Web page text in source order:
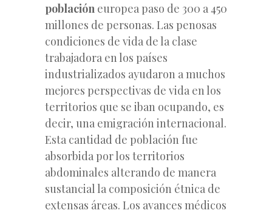
población europea paso de 300 a 450
millones de personas. Las penosas
condiciones de vida de la clase
trabajadora en los países
industrializados ayudaron a muchos
mejores perspectivas de vida en los
territorios que se iban ocupando, es
decir, una emigración internacional.
Esta cantidad de población fue
absorbida por los territorios
abdominales alterando de manera
sustancial la composición étnica de
extensas áreas. Los avances médicos